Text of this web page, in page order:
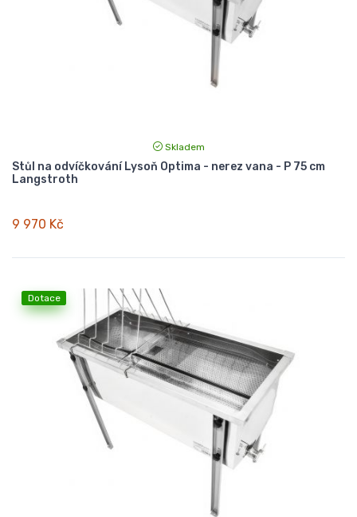
Skladem
Stůl na odvíčkování Lysoň Optima - nerez vana - P 75 cm
Langstroth
9 970 Kč
Dotace